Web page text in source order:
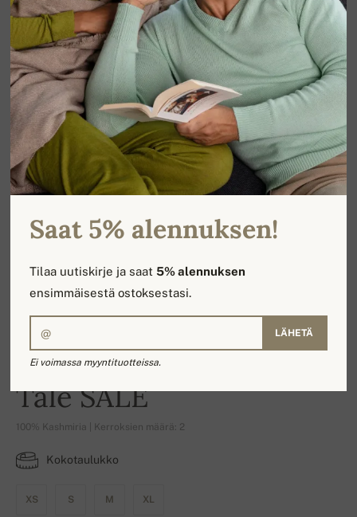
-14%
Tale SALE
100% Kashmiria | Kerroksien määrä: 2
Kokotaulukko
XS S M XL
Saat 5% alennuksen!
Tilaa uutiskirje ja saat5% alennuksen
ensimmäisestä ostoksestasi.
LÄHETÄ
Ei voimassa myyntituotteissa.